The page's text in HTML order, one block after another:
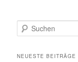
u
h
NEUESTE BEITRÄGE